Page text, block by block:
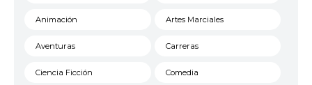
Animación Artes Marciales
Aventuras Carreras
Ciencia Ficción Comedia